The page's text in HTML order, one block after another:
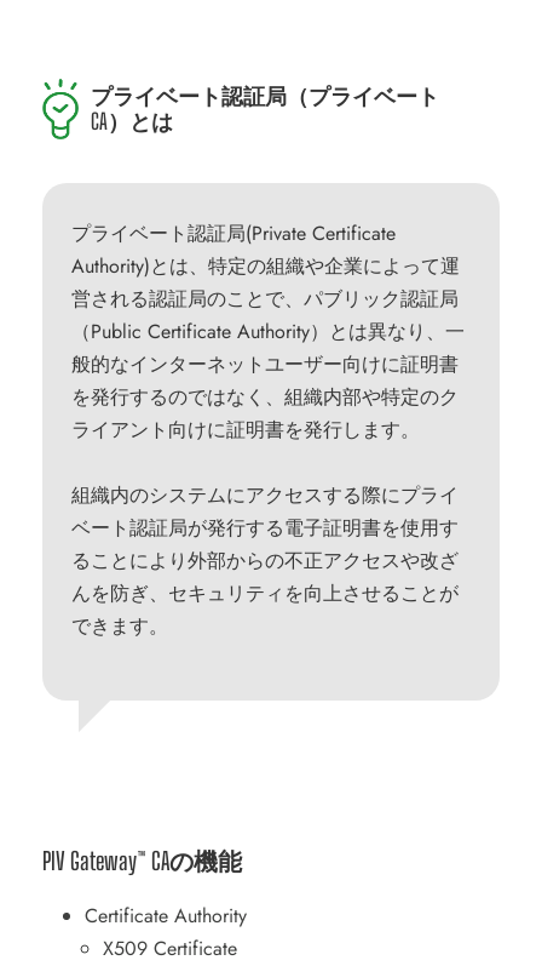
プライベート認証局（プライベート
CA）とは
プライベート認証局(Private Certificate
Authority)とは、特定の組織や企業によって運
営される認証局のことで、パブリック認証局
（Public Certificate Authority）とは異なり、一
般的なインターネットユーザー向けに証明書
を発行するのではなく、組織内部や特定のク
ライアント向けに証明書を発行します。
組織内のシステムにアクセスする際にプライ
ベート認証局が発行する電子証明書を使用す
ることにより外部からの不正アクセスや改ざ
んを防ぎ、セキュリティを向上させることが
できます。
PIV Gateway™ CAの機能
Certificate Authority
X509 Certificate